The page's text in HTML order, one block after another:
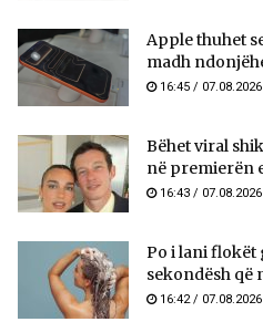
Apple thuhet
madh
16:45 / 07.08.2026
Bëhet viral
në premierën
16:43 / 07.08.2026
Po i lani flokët
sekondësh që
16:42 / 07.08.2026